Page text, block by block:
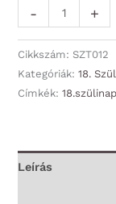
-
Golyóstoll
-
Boldog
18.
Szülinapot!
18.
+
Cikkszám: SZT012
Kategóriák:18.
Címkék:
Leírás